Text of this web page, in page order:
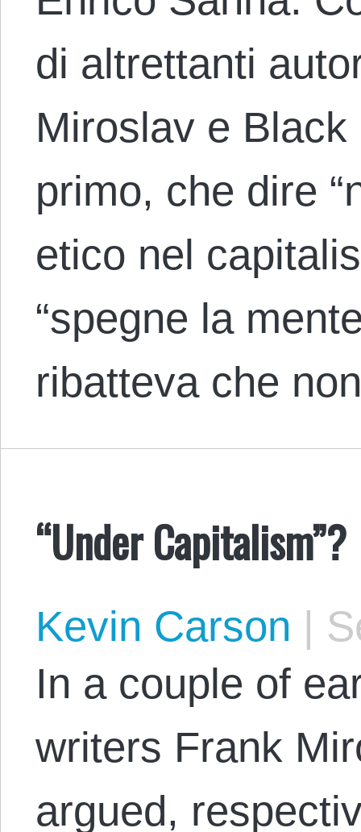
di altrettanti
Miroslav e
primo, che dire
etico nel
“spegne la
ribatteva che
“Under Capitalism”?
Kevin Carson |
In a couple of
writers Frank
argued,